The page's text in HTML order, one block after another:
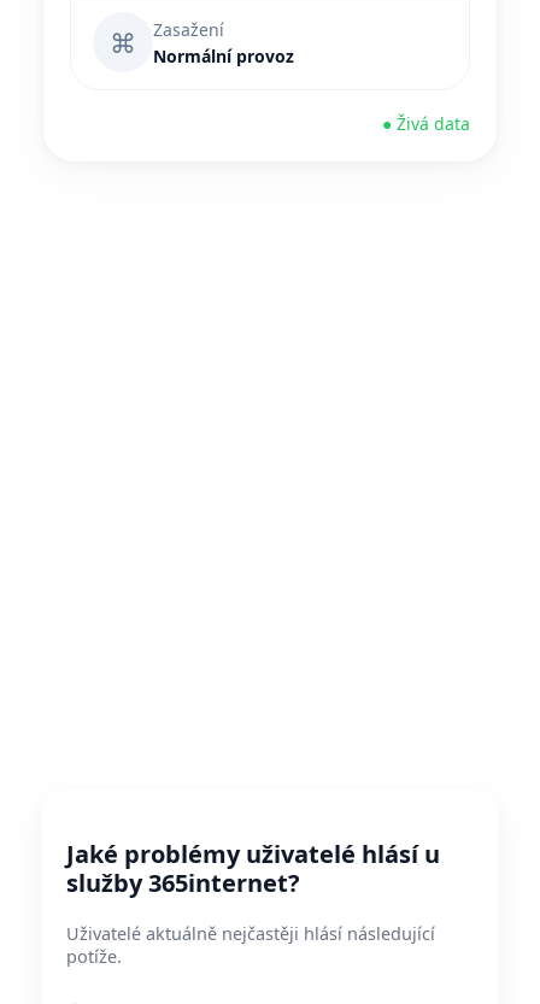
⌘
Zasažení
Normální provoz
● Živá data
Jaké problémy uživatelé hlásí u
služby 365internet?
Uživatelé aktuálně nejčastěji hlásí následující
potíže.